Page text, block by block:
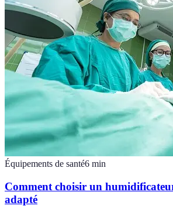
Équipements de santé6 min
Comment choisir un
adapté